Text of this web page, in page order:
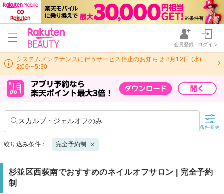
会員登録 ログイン
システムメンテナンスに伴うサービス停止のお知らせ 8月12日 (水)
2:00〜5:30
スカルプ・ジェルオフのみ
条件変更
絞り込み条件： 完全予約制
杉並区西荻南でおすすめのネイルオフサロン | 完全予約
制